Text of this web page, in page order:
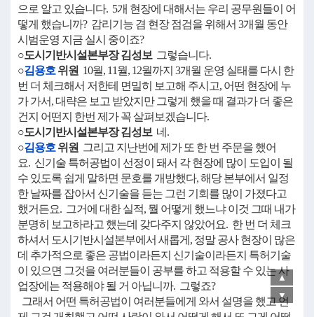
으로 알고 있습니다. 5개 현장에 대해서는 우리 공무원들이 어
떻게 했습니까? 감리기능 겸 현장 점검을 위해서 3개월 동안
시범운영 지금 실시 중이죠?
○도시기반시설본부장 김성보 그렇습니다.
○김용호 위원 10월, 11월, 12월까지 3개월 운영 실태를 다시 한
번 더 체크해서 저한테 면밀히 보고해 주시고, 어떤 현장에 누
가 가서, 대략은 보고 받았지만 그렇게 했을 때 결과가 더 좋은
건지 어떤지 한번 제가 꼭 살펴보겠습니다.
○도시기반시설본부장 김성보 네.
○김용호 위원 그리고 지난번에 제가 또 한 번 주문을 했어
요. 신기술 특허공법이 선정이 돼서 각 현장에 많이 도입이 될
수 있도록 쉽게 말하면 문호를 개방했다, 해당 본부에서 일정
한 날짜를 잡아서 신기술을 듣는 그런 기회를 많이 가졌다고
했거든요. 그거에 대한 실적, 뭘 어떻게 했느냐 이것 그때 내가
분명히 보고하라고 했는데 갖다주지 않았어요. 한 번 더 체크
하셔서 도시기반시설본부에서 새롭게, 정말 공사 현장이 많은
데 추가적으로 좋은 공법이라든지 신기술이라든지 특허기술
이 있으면 그것을 여러분들이 공부를 하고 적용할 수 있는 사
업장에는 적용해야 될 거 아닙니까. 그렇죠?
그래서 어떤 특허공법이 여러분들에게 와서 설명을 했고 언
▲
▼